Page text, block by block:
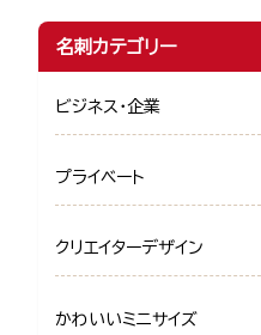
名刺カテゴリー
ビジネス・企業
プライベート
クリエイターデザイン
かわいいミニサイズ